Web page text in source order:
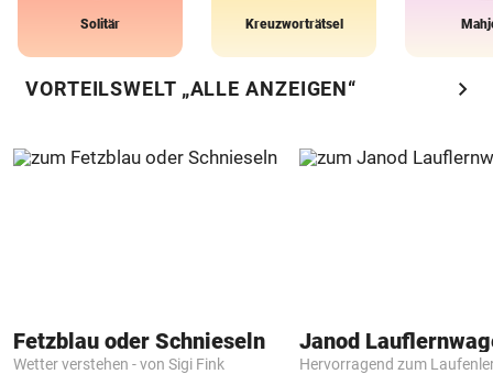
Solitär Kreuzworträtsel
VORTEILSWELT „ALLE ANZEIGEN“ chevron_right
Fetzblau oder Schnieseln
Wetter verstehen - von Sigi Fink
Janod
Hervorragend zum